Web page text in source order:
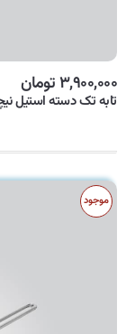
۳,۹۰۰,۰۰۰ تومان
تابه تک دسته استیل
موجود